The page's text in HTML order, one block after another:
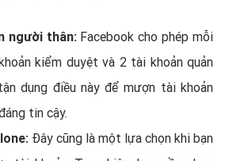
người thân:Facebook cho phép mỗi
kiểm duyệt và 2 tài khoản quản
dụng điều này để mượn tài khoản
tin cậy.
Đây cũng là một lựa chọn khi bạn